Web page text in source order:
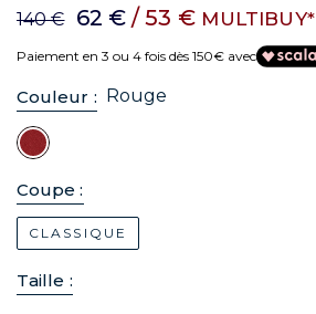
140 € 62 € / 53 € MULTIBUY*
Paiement en 3 ou 4 fois dès 150€ avec
Couleur : Rouge
Coupe :
CLASSIQUE
Taille :